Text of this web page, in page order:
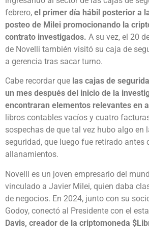
febrero, el primer día hábil posterior a
posteo de Milei promocionando la
contrato investigados. A su vez, el 20
de Novelli también visitó su caja de
a gerencia tras sacar turno.
Cabe recordar que las cajas de
un mes después del inicio de la
encontraran elementos relevantes en
libros contables vacíos y cuatro
sospechas de que tal vez hubo algo en
seguridad, que luego fue retirado antes
allanamientos.
Novelli es un joven empresario del
vinculado a Javier Milei, quien daba
de negocios. En 2024, junto con su
Godoy, conectó al Presidente con el
Davis, creador de la criptomoneda